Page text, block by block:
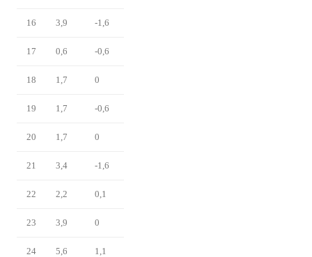
16 3,9 -1,6
17 0,6 -0,6
18 1,7 0
19 1,7 -0,6
20 1,7 0
21 3,4 -1,6
22 2,2 0,1
23 3,9 0
24 5,6 1,1